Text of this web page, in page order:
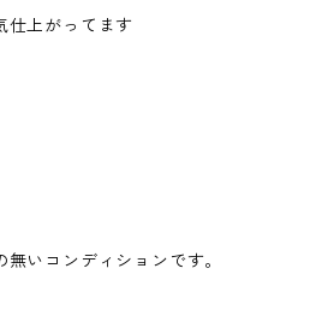
仕上がってます
いコンディションです。